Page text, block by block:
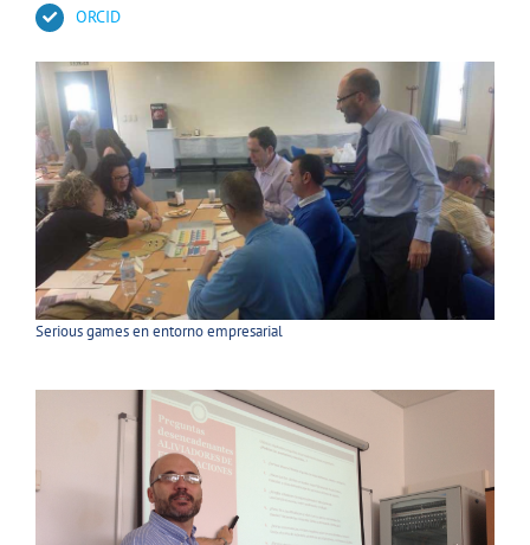
ORCID
Serious games en entorno empresarial